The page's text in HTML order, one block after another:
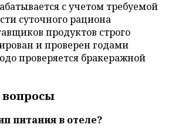
с учетом требуемой
суточного рациона
продуктов строго
и проверен годами
проверяется бракеражной
питания в отеле?